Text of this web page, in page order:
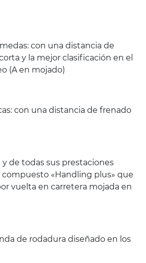
con una distancia de
y la mejor clasificación en el
(A en mojado)
con una distancia de frenado
de todas sus prestaciones
compuesto «Handling plus» que
vuelta en carretera mojada en
de rodadura diseñado en los